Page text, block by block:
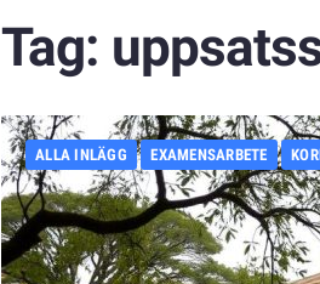
Tag:
ALLA INLÄGG EXAMENSARBETE